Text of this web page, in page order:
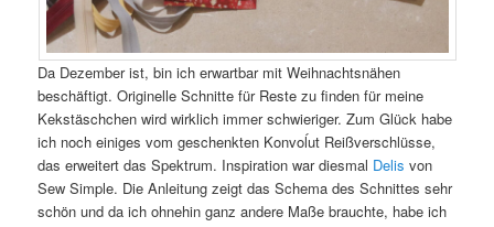
Da Dezember ist, bin ich erwartbar mit Weihnachtsnähen
beschäftigt. Originelle Schnitte für Reste zu finden für meine
Kekstäschchen wird wirklich immer schwieriger. Zum Glück habe
ich noch einiges vom geschenkten Konvoĺut Reißverschlüsse,
das erweitert das Spektrum. Inspiration war diesmal Delis von
Sew Simple. Die Anleitung zeigt das Schema des Schnittes sehr
schön und da ich ohnehin ganz andere Maße brauchte, habe ich